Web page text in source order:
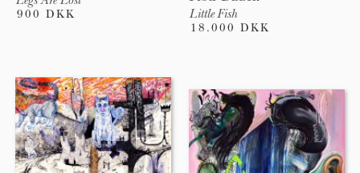
900 DKK Little Fish
18.000 DKK